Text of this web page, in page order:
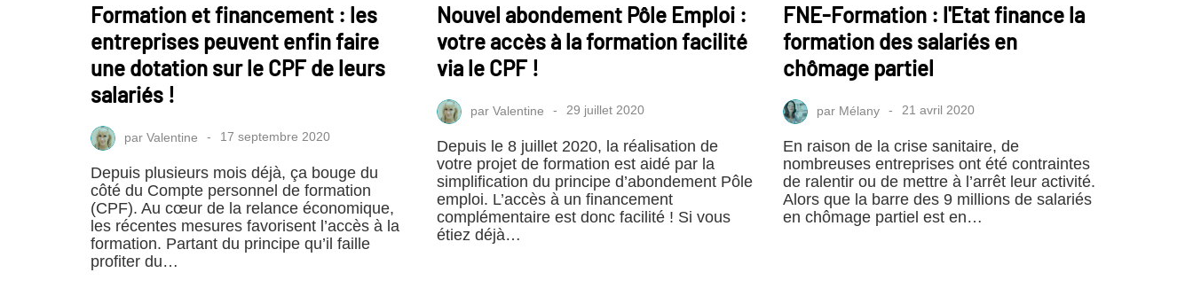
Formation et financement : les
entreprises peuvent enfin faire
une dotation sur le CPF de leurs
salariés !
par Valentine 17 septembre 2020
Depuis plusieurs mois déjà, ça bouge du
côté du Compte personnel de formation
(CPF). Au cœur de la relance économique,
les récentes mesures favorisent l’accès à la
formation. Partant du principe qu’il faille
profiter du…
Nouvel abondement Pôle Emploi :
votre accès à la formation facilité
via le CPF !
par Valentine 29 juillet 2020
Depuis le 8 juillet 2020, la réalisation de
votre projet de formation est aidé par la
simplification du principe d’abondement Pôle
emploi. L’accès à un financement
complémentaire est donc facilité ! Si vous
étiez déjà…
FNE-Formation : l'Etat finance la
formation des salariés en
chômage partiel
par Mélany 21 avril 2020
En raison de la crise sanitaire, de
nombreuses entreprises ont été contraintes
de ralentir ou de mettre à l’arrêt leur activité.
Alors que la barre des 9 millions de salariés
en chômage partiel est en…